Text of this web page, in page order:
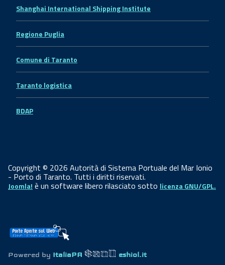
Shanghai International Shipping Institute
Regione Puglia
Comune di Taranto
Taranto logistica
BDAP
Copyright © 2026 Autorità di Sistema Portuale del Mar Ionio
- Porto di Taranto. Tutti i diritti riservati.
Joomla! è un software libero rilasciato sotto licenza GNU/GPL.
Powered by ItaliaPA eshiol.it